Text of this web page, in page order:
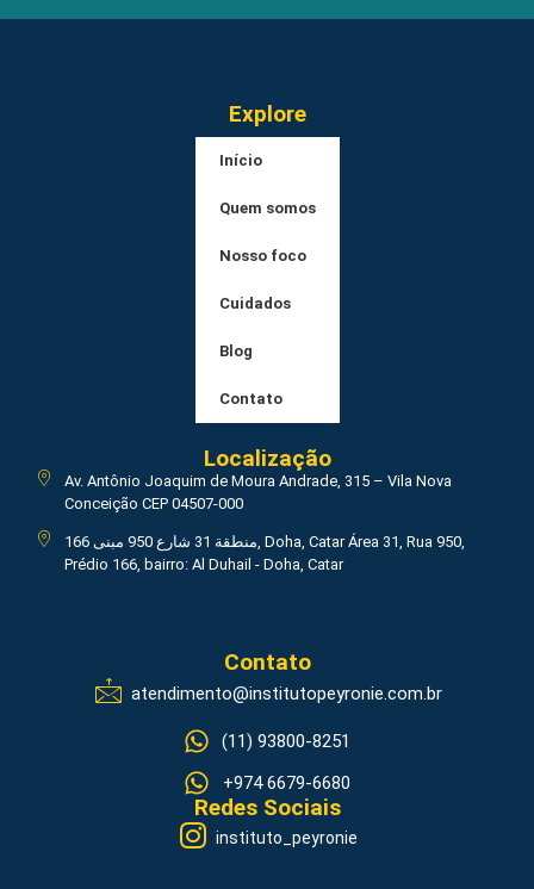
Explore
Início
Quem somos
Nosso foco
Cuidados
Blog
Contato
Localização
Av. Antônio Joaquim de Moura Andrade, 315 – Vila Nova
Conceição CEP 04507-000
منطقة 31 شارع 950 مبنى 166, Doha, Catar Área 31, Rua 950,
Prédio 166, bairro: Al Duhail - Doha, Catar
Contato
atendimento@institutopeyronie.com.br
(11) 93800-8251
+974 6679-6680
Redes Sociais
instituto_peyronie